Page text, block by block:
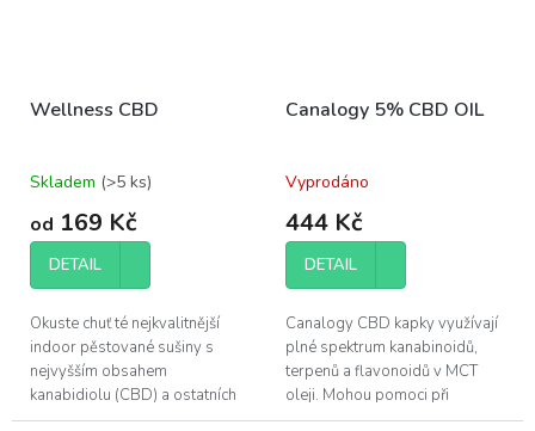
Wellness CBD
Skladem (>5 ks)
od 169 Kč
DETAIL
Okuste chuť té nejkvalitnější
indoor pěstované sušiny s
nejvyšším obsahem
kanabidiolu (CBD) a ostatních
účinných látek, které konopí
Canalogy 5% CBD OIL
Vyprodáno
444 Kč
DETAIL
Canalogy CBD kapky využívají
plné spektrum kanabinoidů,
terpenů a flavonoidů v MCT
oleji. Mohou pomoci při
regeneraci svalů a zlepšení